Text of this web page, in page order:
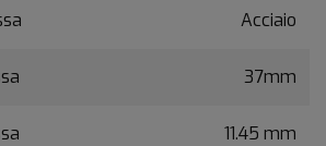
Acciaio
37mm
11.45 mm